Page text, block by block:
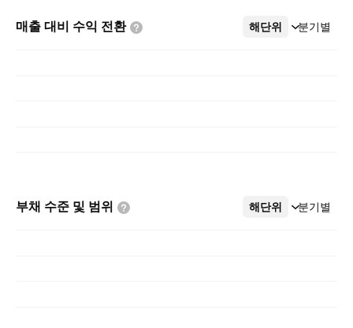
매출 대비 수익 전환 해단위 분기별
더보기
부채 수준 및 범위 해단위 분기별
더보기